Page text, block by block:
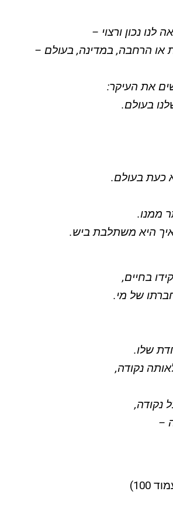
נכון ורצוי –
הרחבה, במדינה, בעולם –
את העיקר:
בעולם.
כעת בעולם.
ממנו.
היא משתלבת ביש.
בחיים,
של מי.
שלו.
נקודה,
נקודה,
–
100)